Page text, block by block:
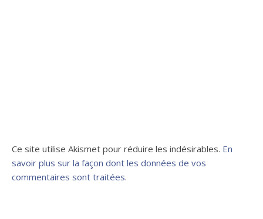
Ce site utilise Akismet pour réduire les indésirables. En
savoir plus sur la façon dont les données de vos
commentaires sont traitées.